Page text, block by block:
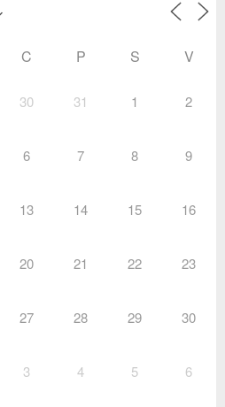
C P S V
30 31 1 2
6 7 8 9
13 14 15 16
20 21 22 23
27 28 29 30
3 4 5 6